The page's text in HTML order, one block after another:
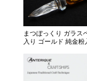
まつぼっくり ガラス
入り ゴールド 純金粉